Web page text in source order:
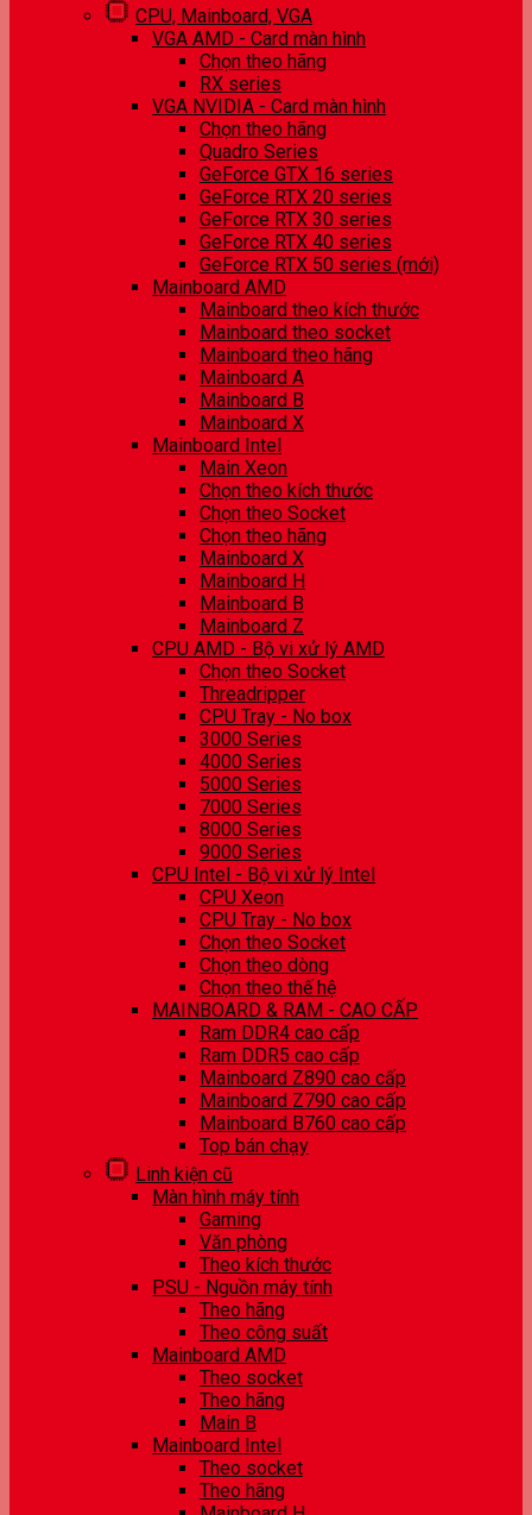
CPU, Mainboard, VGA
VGA AMD - Card màn hình
Chọn theo hãng
RX series
VGA NVIDIA - Card màn hình
Chọn theo hãng
Quadro Series
GeForce GTX 16 series
GeForce RTX 20 series
GeForce RTX 30 series
GeForce RTX 40 series
GeForce RTX 50 series (mới)
Mainboard AMD
Mainboard theo kích thước
Mainboard theo socket
Mainboard theo hãng
Mainboard A
Mainboard B
Mainboard X
Mainboard Intel
Main Xeon
Chọn theo kích thước
Chọn theo Socket
Chọn theo hãng
Mainboard X
Mainboard H
Mainboard B
Mainboard Z
CPU AMD - Bộ vi xử lý AMD
Chọn theo Socket
Threadripper
CPU Tray - No box
3000 Series
4000 Series
5000 Series
7000 Series
8000 Series
9000 Series
CPU Intel - Bộ vi xử lý Intel
CPU Xeon
CPU Tray - No box
Chọn theo Socket
Chọn theo dòng
Chọn theo thế hệ
MAINBOARD & RAM - CAO CẤP
Ram DDR4 cao cấp
Ram DDR5 cao cấp
Mainboard Z890 cao cấp
Mainboard Z790 cao cấp
Mainboard B760 cao cấp
Top bán chạy
Linh kiện cũ
Màn hình máy tính
Gaming
Văn phòng
Theo kích thước
PSU - Nguồn máy tính
Theo hãng
Theo công suất
Mainboard AMD
Theo socket
Theo hãng
Main B
Mainboard Intel
Theo socket
Theo hãng